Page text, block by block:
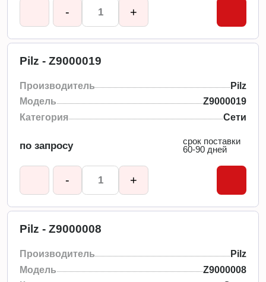
- +
Pilz - Z9000019
Производитель
Pilz
Модель
Z9000019
Категория
Сети
по запросу
срок поставки
60-90 дней
- +
Pilz - Z9000008
Производитель
Pilz
Модель
Z9000008